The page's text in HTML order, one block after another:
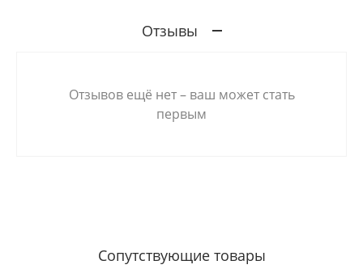
Отзывы
Отзывов ещё нет – ваш может стать
первым
Сопутствующие товары